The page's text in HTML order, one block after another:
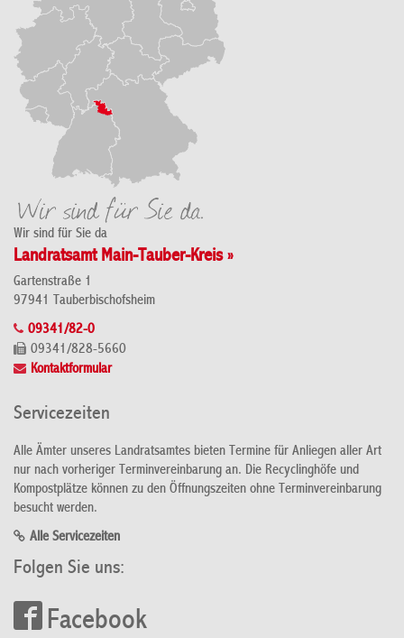
Wir sind für Sie da
Landratsamt Main-Tauber-Kreis »
Gartenstraße 1
97941 Tauberbischofsheim
09341/82-0
09341/828-5660
Kontaktformular
Servicezeiten
Alle Ämter unseres Landratsamtes bieten Termine für Anliegen aller Art
nur nach vorheriger Terminvereinbarung an. Die Recyclinghöfe und
Kompostplätze können zu den Öffnungszeiten ohne Terminvereinbarung
besucht werden.
Alle Servicezeiten
Folgen Sie uns:
Facebook